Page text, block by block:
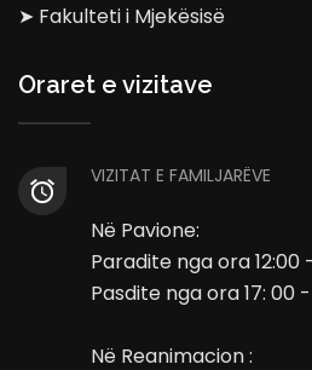
➤ Fakulteti i Mjekësisë
Oraret e vizitave
VIZITAT E FAMILJARËVE
Në Pavione:
Paradite nga ora 12:00
Pasdite nga ora 17: 00 -
Në Reanimacion :